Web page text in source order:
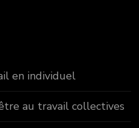
en individuel
au travail collectives